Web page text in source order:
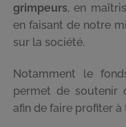
grimpeurs, en
en faisant de notre
sur la société.
Notamment le
permet de soutenir
afin de faire profiter